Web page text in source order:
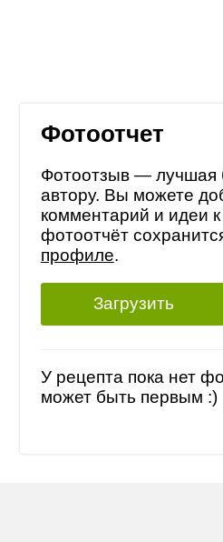
Фотоотчет
Фотоотзыв — лучшая
автору. Вы можете
комментарий и идеи к
фотоотчёт
профиле.
Загрузить
У рецепта пока нет
может быть первым :)